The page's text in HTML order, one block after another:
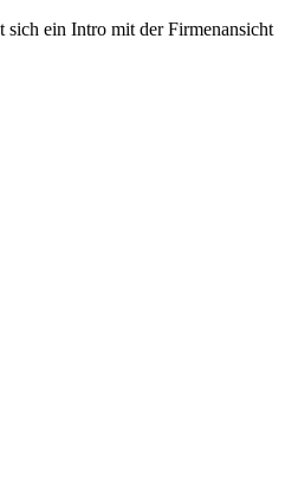
ein Intro mit der Firmenansicht